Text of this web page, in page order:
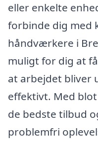
eller enkelte
forbinde dig med
håndværkere i
muligt for dig at
at arbejdet bliver
effektivt. Med
de bedste tilbud
problemfri